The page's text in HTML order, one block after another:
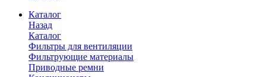
Каталог
Назад
Каталог
Фильтры для вентиляции
Фильтрующие материалы
Приводные ремни